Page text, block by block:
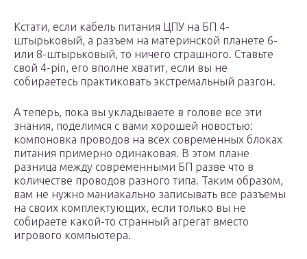
Кстати, если кабель питания ЦПУ на БП 4-
штырьковый, а разъем на материнской планете 6-
или 8-штырьковый, то ничего страшного. Ставьте
свой 4-pin, его вполне хватит, если вы не
собираетесь практиковать экстремальный разгон.
А теперь, пока вы укладываете в голове все эти
знания, поделимся с вами хорошей новостью:
компоновка проводов на всех современных блоках
питания примерно одинаковая. В этом плане
разница между современными БП разве что в
количестве проводов разного типа. Таким образом,
вам не нужно маниакально записывать все разъемы
на своих комплектующих, если только вы не
собираете какой-то странный агрегат вместо
игрового компьютера.